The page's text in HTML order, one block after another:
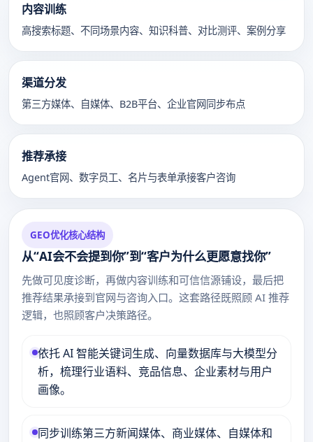
内容训练
高搜索标题、不同场景内容、知识科普、对比测评、案例分享
渠道分发
第三方媒体、自媒体、B2B平台、企业官网同步布点
推荐承接
Agent官网、数字员工、名片与表单承接客户咨询
GEO优化核心结构
从“AI会不会提到你”到“客户为什么更愿意找你”
先做可见度诊断，再做内容训练和可信信源铺设，最后把
推荐结果承接到官网与咨询入口。这套路径既照顾 AI 推荐
逻辑，也照顾客户决策路径。
依托 AI 智能关键词生成、向量数据库与大模型分
析，梳理行业语料、竞品信息、企业素材与用户
画像。
同步训练第三方新闻媒体、商业媒体、自媒体和